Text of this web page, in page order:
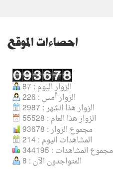
احصاءات الموقع
الزوار اليوم : 87
الزوار أمس : 226
الزوار هذا الشهر : 2987
الزوار هذا العام : 55528
مجموع الزوار : 93678
المشاهدات اليوم : 214
مجموع المشاهدات : 344195
المتواجدون الآن : 8